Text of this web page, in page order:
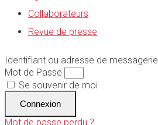
Collaborateurs
Revue de presse
Identifiant ou adresse de messagerie
Mot de Passe
Se souvenir de moi
Connexion
Mot de passe perdu ?